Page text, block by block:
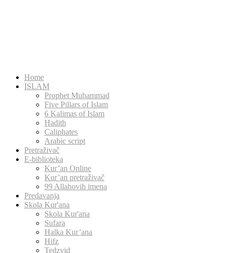
Home
ISLAM
Prophet Muhammad
Five Pillars of Islam
6 Kalimas of Islam
Hadith
Caliphates
Arabic script
Pretraživač
E-biblioteka
Kur’an Online
Kur’an pretraživač
99 Allahovih imena
Predavanja
Skola Kur'ana
Skola Kur'ana
Sufara
Halka Kur’ana
Hifz
Tedzvid